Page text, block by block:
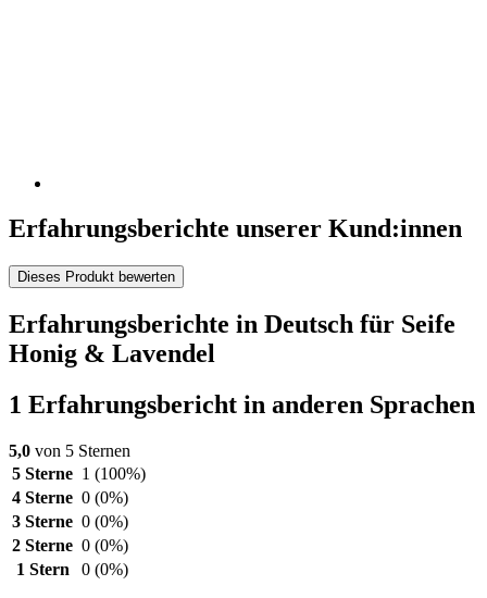
Erfahrungsberichte unserer Kund:innen
Dieses Produkt bewerten
Erfahrungsberichte in Deutsch für Seife
Honig & Lavendel
1 Erfahrungsbericht in anderen Sprachen
5,0 von 5 Sternen
5 Sterne 1 (100%)
4 Sterne 0 (0%)
3 Sterne 0 (0%)
2 Sterne 0 (0%)
1 Stern
0 (0%)